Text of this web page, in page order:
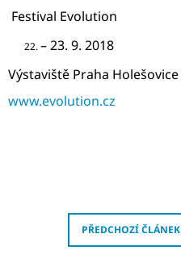
Festival Evolution
– 23. 9. 2018
Výstaviště Praha Holešovice
www.evolution.cz
PŘEDCHOZÍ ČLÁNEK